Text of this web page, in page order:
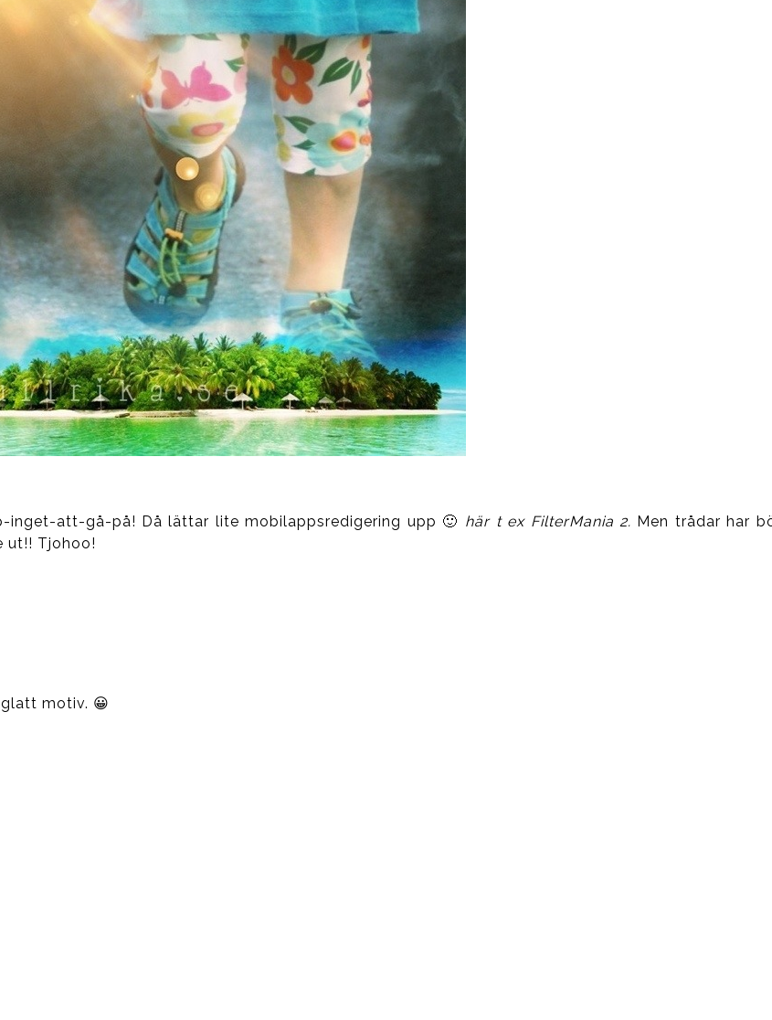
att-gå-på! Då lättar lite mobilappsredigering upp 🙂 här t ex FilterMania 2. Men trådar har
ut!! Tjohoo!
motiv. 😀